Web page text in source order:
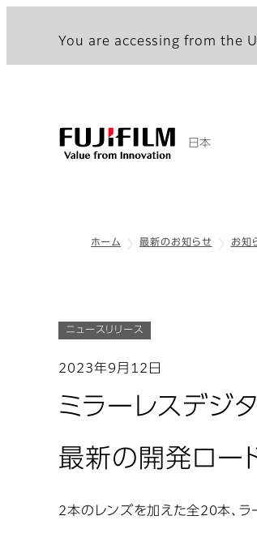
You are accessing from the
日本
ホーム 最新のお知らせ お知
ニュースリリース
2023年9月12日
ミラーレスデジ
最新の開発ロー
2本のレンズを加えた全20本、